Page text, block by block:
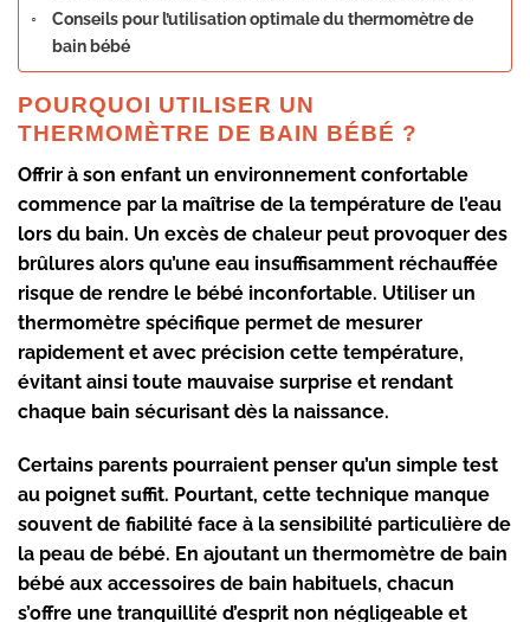
Conseils pour l’utilisation optimale du thermomètre de
bain bébé
POURQUOI UTILISER UN
THERMOMÈTRE DE BAIN BÉBÉ ?
Offrir à son enfant un environnement confortable
commence par la maîtrise de la température de l’eau
lors du bain. Un excès de chaleur peut provoquer des
brûlures alors qu’une eau insuffisamment réchauffée
risque de rendre le bébé inconfortable. Utiliser un
thermomètre spécifique permet de mesurer
rapidement et avec précision cette température,
évitant ainsi toute mauvaise surprise et rendant
chaque bain sécurisant dès la naissance.
Certains parents pourraient penser qu’un simple test
au poignet suffit. Pourtant, cette technique manque
souvent de fiabilité face à la sensibilité particulière de
la peau de bébé. En ajoutant un thermomètre de bain
bébé aux accessoires de bain habituels, chacun
s’offre une tranquillité d’esprit non négligeable et